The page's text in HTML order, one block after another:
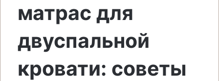
матрас для
двуспальной
кровати: советы